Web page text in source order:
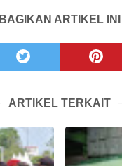
BAGIKAN ARTIKEL INI
ARTIKEL TERKAIT